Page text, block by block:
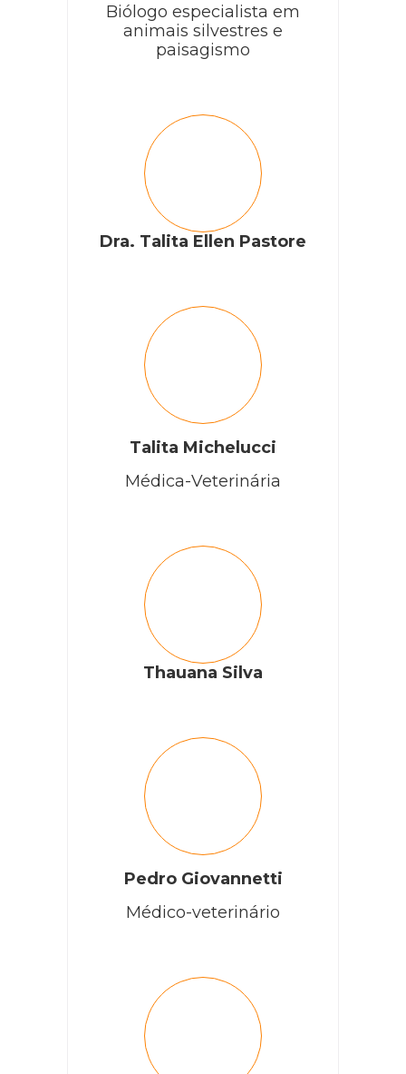
Biólogo especialista em
animais silvestres e
paisagismo
Dra. Talita Ellen Pastore
Talita Michelucci
Médica-Veterinária
Thauana Silva
Pedro Giovannetti
Médico-veterinário